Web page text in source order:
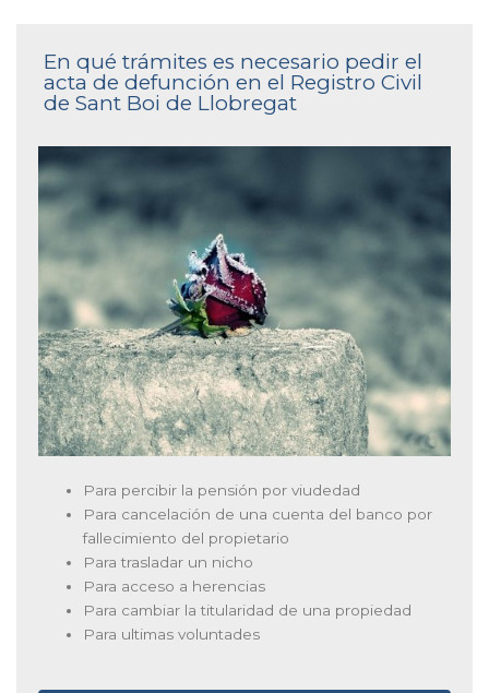
En qué trámites es necesario pedir el
acta de defunción en el Registro Civil
de Sant Boi de Llobregat
Para percibir la pensión por viudedad
Para cancelación de una cuenta del banco por
fallecimiento del propietario
Para trasladar un nicho
Para acceso a herencias
Para cambiar la titularidad de una propiedad
Para ultimas voluntades